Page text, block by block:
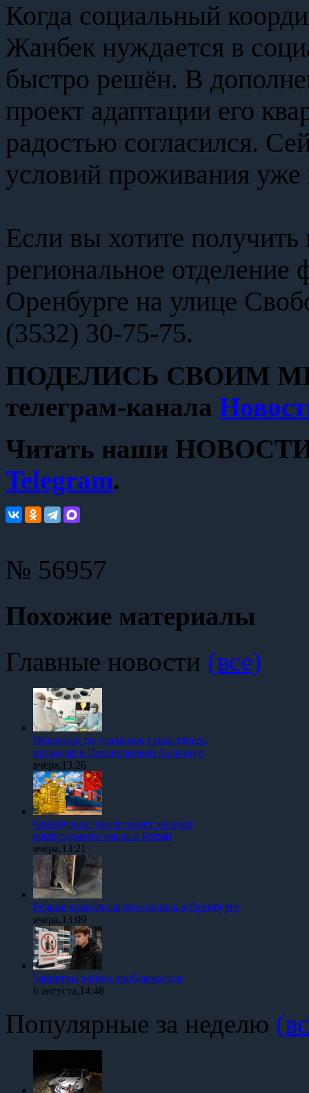
Когда социальный
Жанбек нуждается в
быстро решён. В
проект адаптации его
радостью согласился.
условий проживания уже
Если вы хотите
региональное
Оренбурге на улице
(3532) 30-75-75.
ПОДЕЛИСЬ СВОИМ
телеграм-канала
Читать наши НОВОСТИ
Telegram.
№ 56957
Похожие материалы
Главные новости (все)
Операции по удалению грыж теперь
проводят в Переволоцкой больнице
вчера,13:26
Оренбуржье увеличивает экспорт
растительного масла в Китай
вчера,13:21
Редкие крокодилы поселились в Оренбурге
вчера,13:09
Запрет на вейпы приближается
6 августа,14:48
Популярные за неделю